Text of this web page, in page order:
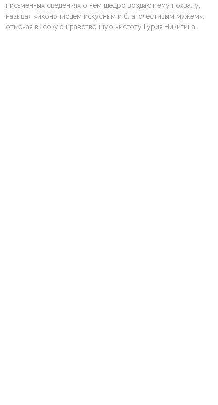
письменных сведениях о нем щедро воздают ему похвалу,
называя «иконописцем искусным и благочестивым мужем»,
отмечая высокую нравственную чистоту Гурия Никитина.